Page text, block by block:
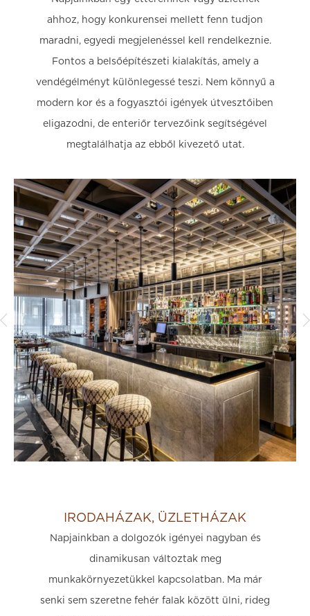
ahhoz, hogy konkurensei mellett fenn tudjon
maradni, egyedi megjelenéssel kell rendelkeznie.
Fontos a belsőépítészeti kialakítás, amely a
vendégélményt különlegessé teszi. Nem könnyű a
modern kor és a fogyasztói igények útvesztőiben
eligazodni, de enteriőr tervezőink segítségével
megtalálhatja az ebből kivezető utat.
IRODAHÁZAK, ÜZLETHÁZAK
Napjainkban a dolgozók igényei nagyban és
dinamikusan változtak meg
munkakörnyezetükkel kapcsolatban. Ma már
senki sem szeretne fehér falak között ülni, rideg